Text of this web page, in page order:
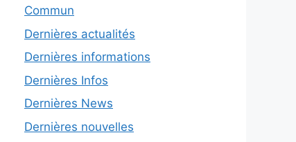
Commun
Dernières actualités
Dernières informations
Dernières Infos
Dernières News
Dernières nouvelles